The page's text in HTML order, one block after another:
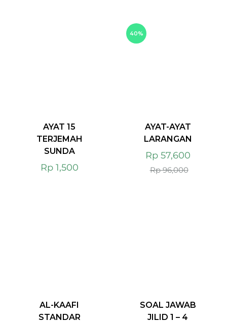
AYAT 15
TERJEMAH
SUNDA
Rp1,500
40%
AYAT-AYAT
LARANGAN
Rp57,600
Rp96,000
AL-KAAFI
STANDAR
SOAL JAWAB
JILID 1 – 4